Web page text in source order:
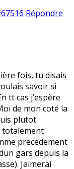
Répondre
fois, tu disais
savoir si
tt cas j’espère
de mon coté la
plutot
totalement
precedement
gars depuis la
Jaimerai